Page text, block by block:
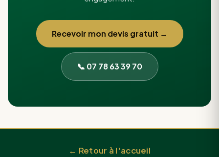
Recevoir mon devis gratuit →
📞 07 78 63 39 70
← Retour à l'accueil